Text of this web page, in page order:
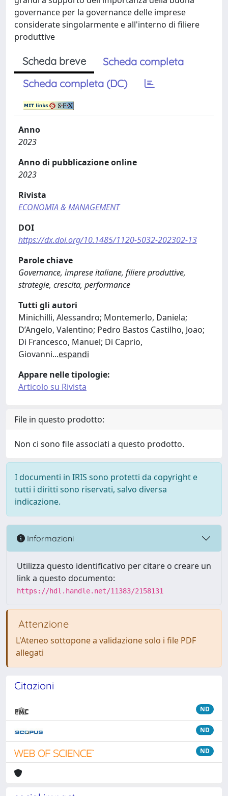
governance per la governance delle imprese
considerate singolarmente e all'interno di filiere
produttive
Scheda breve
Scheda completa
Scheda completa (DC)
Anno
2023
Anno di pubblicazione online
2023
Rivista
ECONOMIA & MANAGEMENT
DOI
https://dx.doi.org/10.1485/1120-5032-202302-13
Parole chiave
Governance, imprese italiane, filiere produttive,
strategie, crescita, performance
Tutti gli autori
Minichilli, Alessandro; Montemerlo, Daniela;
D’Angelo, Valentino; Pedro Bastos Castilho, Joao;
Di Francesco, Manuel; Di Caprio,
Giovanni...espandi
Appare nelle tipologie:
Articolo su Rivista
File in questo prodotto:
Non ci sono file associati a questo prodotto.
I documenti in IRIS sono protetti da copyright e
tutti i diritti sono riservati, salvo diversa
indicazione.
Informazioni
Utilizza questo identificativo per citare o creare un
link a questo documento:
https://hdl.handle.net/11383/2158131
Attenzione
L'Ateneo sottopone a validazione solo i file PDF
allegati
Citazioni
ND
ND
ND